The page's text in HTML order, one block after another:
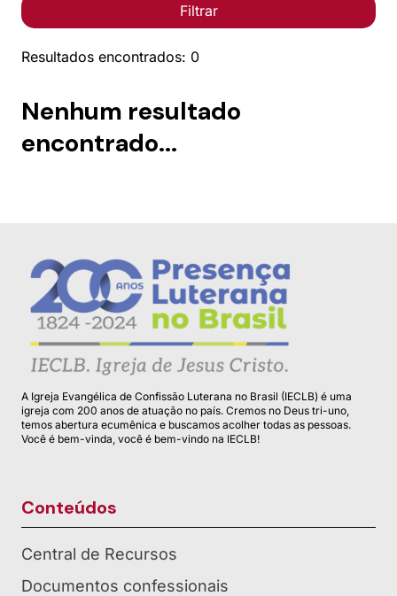
Filtrar
Resultados encontrados: 0
Nenhum resultado
encontrado...
A Igreja Evangélica de Confissão Luterana no Brasil (IECLB) é uma
igreja com 200 anos de atuação no país. Cremos no Deus tri-uno,
temos abertura ecumênica e buscamos acolher todas as pessoas.
Você é bem-vinda, você é bem-vindo na IECLB!
Conteúdos
Central de Recursos
Documentos confessionais